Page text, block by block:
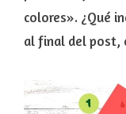
colores». ¿Qué
al final del post,